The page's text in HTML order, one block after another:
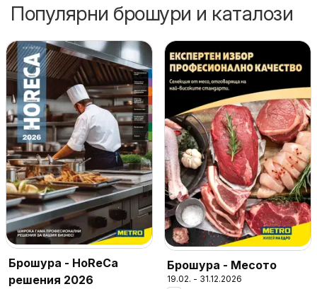
Популярни брошури и каталози
Брошура - HoReCa
решения 2026
Брошура - Месото
19.02. - 31.12.2026